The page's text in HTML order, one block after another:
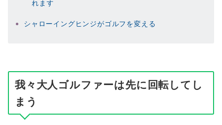
れます
シャローイングヒンジがゴルフを変える
我々大人ゴルファーは先に回転してし
まう